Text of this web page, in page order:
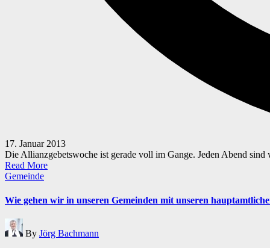
17. Januar 2013
Die Allianzgebetswoche ist gerade voll im Gange. Jeden Abend
Read More
Posted
Gemeinde
Wie gehen wir in unseren Gemeinden mit unseren
Posted
by
By Jörg Bachmann